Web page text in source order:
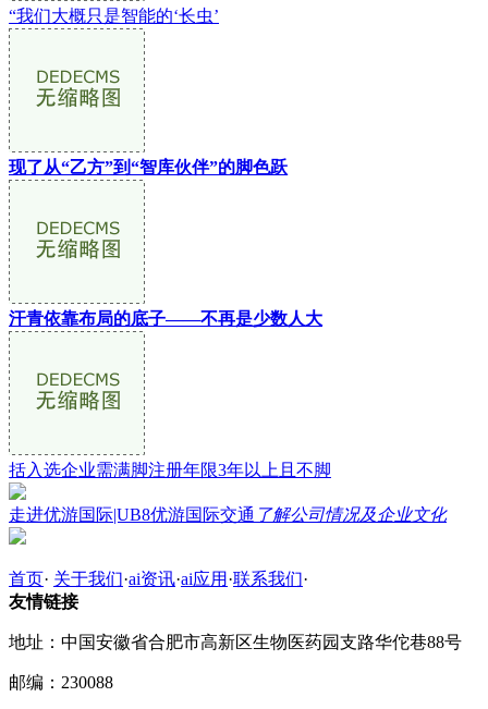
“我们大概只是智能的‘长虫’
现了从“乙方”到“智库伙伴”的脚色跃
汗青依靠布局的底子——不再是少数人大
括入选企业需满脚注册年限3年以上且不脚
走进优游国际|UB8优游国际交通 了解公司情况及企业文化
首页· 关于我们·ai资讯·ai应用 ·联系我们·
友情链接
地址：中国安徽省合肥市高新区生物医药园支路华佗巷88号
邮编：230088